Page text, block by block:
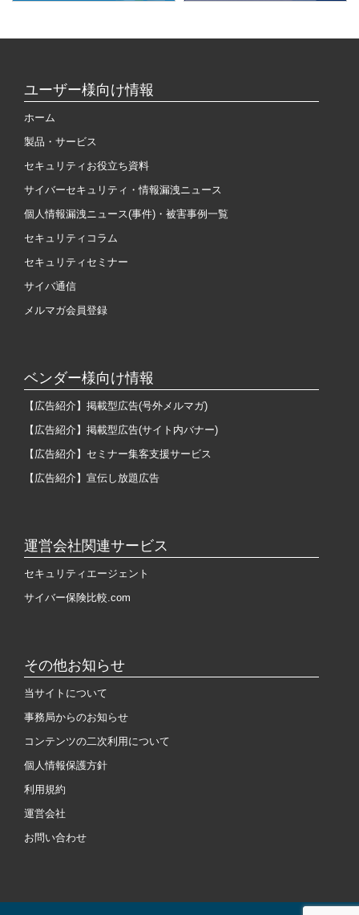
ユーザー様向け情報
ホーム
製品・サービス
セキュリティお役立ち資料
サイバーセキュリティ・情報漏洩ニュース
個人情報漏洩ニュース(事件)・被害事例一覧
セキュリティコラム
セキュリティセミナー
サイバ通信
メルマガ会員登録
ベンダー様向け情報
【広告紹介】掲載型広告(号外メルマガ)
【広告紹介】掲載型広告(サイト内バナー)
【広告紹介】セミナー集客支援サービス
【広告紹介】宣伝し放題広告
運営会社関連サービス
セキュリティエージェント
サイバー保険比較.com
その他お知らせ
当サイトについて
事務局からのお知らせ
コンテンツの二次利用について
個人情報保護方針
利用規約
運営会社
お問い合わせ